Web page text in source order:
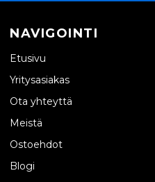
NAVIGOINTI
Etusivu
Yritysasiakas
Ota yhteyttä
Meistä
Ostoehdot
Blogi